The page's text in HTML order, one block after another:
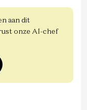
aan dit
onze AI-chef